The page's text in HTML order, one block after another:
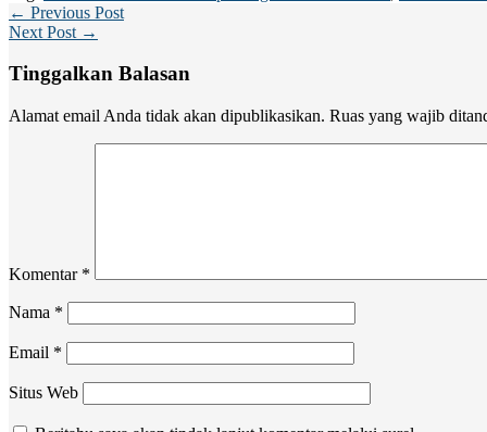
← Previous Post
Next Post →
Tinggalkan Balasan
Alamat email Anda tidak akan dipublikasikan. Ruas yang wajib
Komentar *
Nama *
Email *
Situs Web